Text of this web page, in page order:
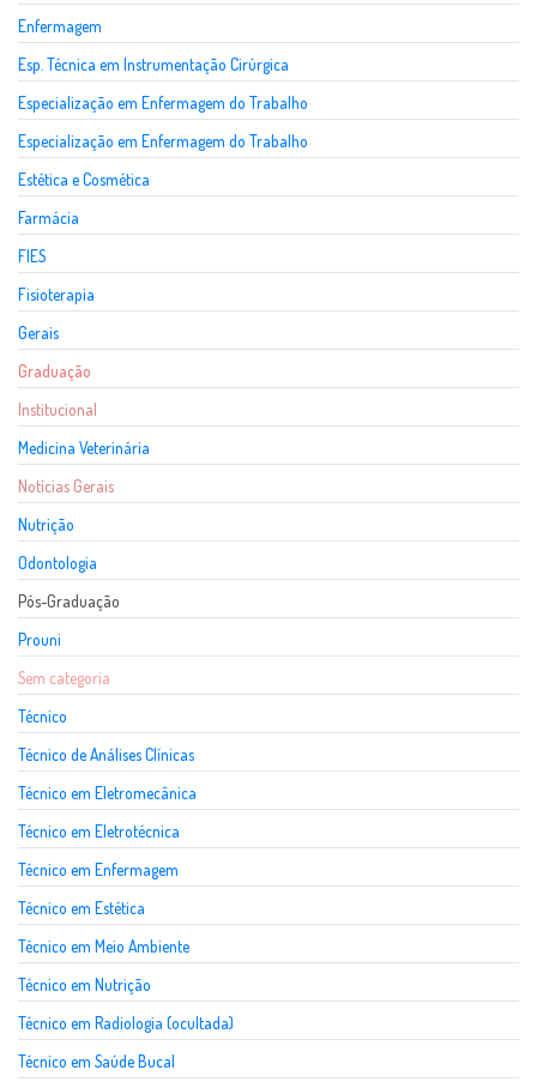
Enfermagem
Esp. Técnica em Instrumentação Cirúrgica
Especialização em Enfermagem do Trabalho
Especialização em Enfermagem do Trabalho
Estética e Cosmética
Farmácia
FIES
Fisioterapia
Gerais
Graduação
Institucional
Medicina Veterinária
Notícias Gerais
Nutrição
Odontologia
Pós-Graduação
Prouni
Sem categoria
Técnico
Técnico de Análises Clínicas
Técnico em Eletromecânica
Técnico em Eletrotécnica
Técnico em Enfermagem
Técnico em Estética
Técnico em Meio Ambiente
Técnico em Nutrição
Técnico em Radiologia (ocultada)
Técnico em Saúde Bucal